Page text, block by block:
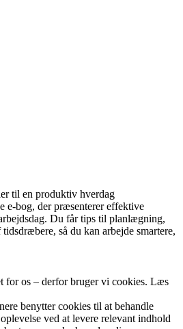
til en produktiv hverdag
e-bog, der præsenterer effektive
Du får tips til planlægning,
så du kan arbejde smartere,
for os – derfor bruger vi cookies. Læs
benytter cookies til at behandle
ved at levere relevant indhold